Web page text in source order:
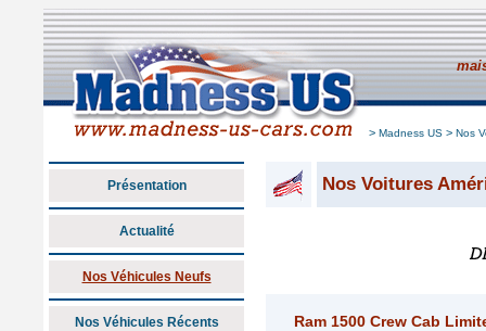
> Madness US > Nos
Présentation
Actualité
Nos Véhicules Neufs
Nos Véhicules Récents
Nos Voitures
Ram 1500 Crew Cab